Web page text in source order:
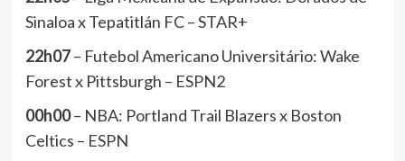
Sinaloa x Tepatitlán FC – STAR+
22h07– Futebol Americano Universitário: Wake
Forest x Pittsburgh – ESPN2
00h00– NBA: Portland Trail Blazers x Boston
Celtics – ESPN